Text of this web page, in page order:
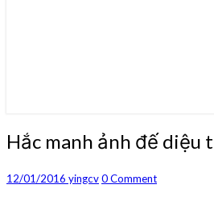
Hắc
manh
đế
Hắc manh ảnh đế diệu
12/01/2016 yingcvComments
0 Comment